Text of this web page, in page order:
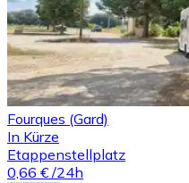
Fourques (Gard)
In Kürze
Etappenstellplatz
0,66 € /24h